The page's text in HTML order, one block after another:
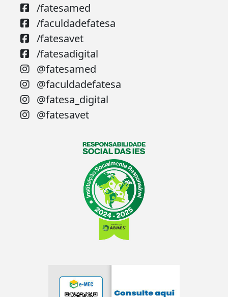
/fatesamed
/faculdadefatesa
/fatesavet
/fatesadigital
@fatesamed
@faculdadefatesa
@fatesa_digital
@fatesavet